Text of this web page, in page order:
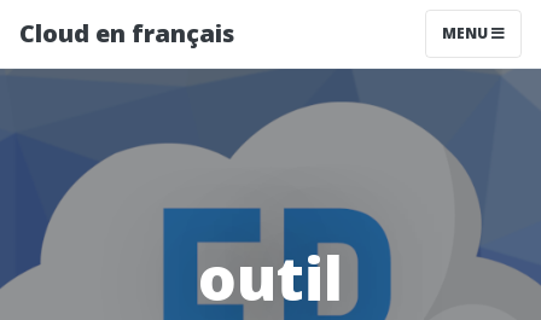
Cloud en français MENU
outil